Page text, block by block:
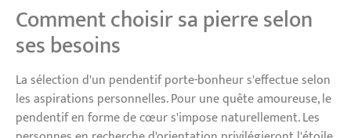
Comment choisir sa pierre selon
ses besoins
La sélection d'un pendentif porte-bonheur s'effectue selon
les aspirations personnelles. Pour une quête amoureuse, le
pendentif en forme de cœur s'impose naturellement. Les